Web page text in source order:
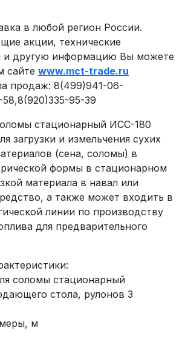
в любой регион России.
акции, технические
и другую информацию Вы можете
сайте www.mct-trade.ru
продаж: 8(499)941-06-
95-39
стационарный ИСС-180
загрузки и измельчения сухих
(сена, соломы) в
формы в стационарном
материала в навал или
а также может входить в
линии по производству
для предварительного
соломы стационарный
стола, рулонов 3
м